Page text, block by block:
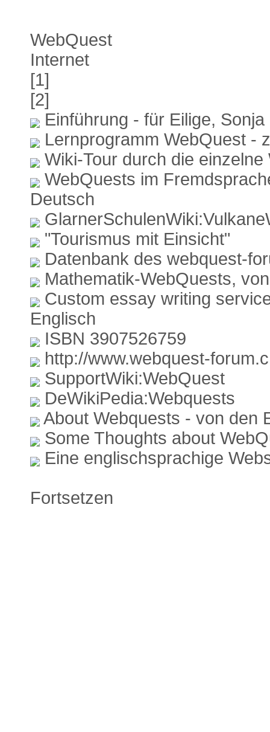
WebQuest
Internet
[1]
[2]
Einführung - für Eilige,
Lernprogramm WebQuest -
Wiki-Tour durch die
WebQuests im
Deutsch
"Tourismus mit Einsicht"
Datenbank des webquest-
Mathematik-WebQuests,
Custom essay writing
Englisch
ISBN 3907526759
http://www.webquest-
SupportWiki:WebQuest
DeWikiPedia:Webquests
About Webquests - von den
Some Thoughts about
Eine englischsprachige
Fortsetzen